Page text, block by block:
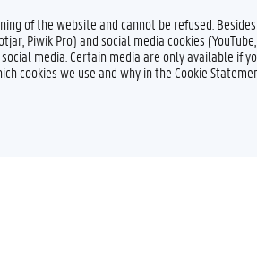
of the website and cannot be refused.
Piwik Pro) and social media cookies (YouTube,
media. Certain media are only available if
cookies we use and why in the Cookie